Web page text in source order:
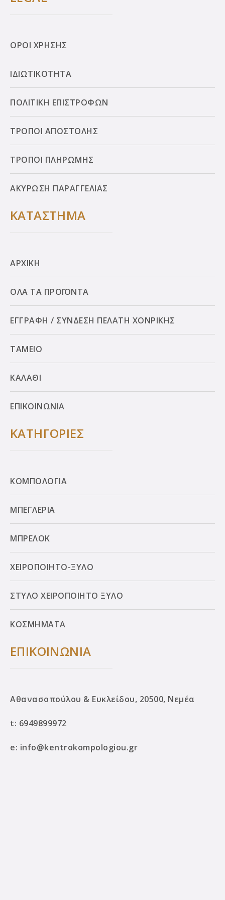
ΟΡΟΙ ΧΡΗΣΗΣ
ΙΔΙΩΤΙΚΟΤΗΤΑ
ΠΟΛΙΤΙΚΗ ΕΠΙΣΤΡΟΦΩΝ
ΤΡΟΠΟΙ ΑΠΟΣΤΟΛΗΣ
ΤΡΟΠΟΙ ΠΛΗΡΩΜΗΣ
ΑΚΥΡΩΣΗ ΠΑΡΑΓΓΕΛΙΑΣ
ΚΑΤΑΣΤΗΜΑ
ΑΡΧΙΚΗ
ΟΛΑ ΤΑ ΠΡΟΪΟΝΤΑ
ΕΓΓΡΑΦΗ / ΣΥΝΔΕΣΗ ΠΕΛΑΤΗ ΧΟΝΡΙΚΗΣ
ΤΑΜΕΙΟ
ΚΑΛΑΘΙ
ΕΠΙΚΟΙΝΩΝΙΑ
ΚΑΤΗΓΟΡΙΕΣ
ΚΟΜΠΟΛΟΓΙΑ
ΜΠΕΓΛΕΡΙΑ
ΜΠΡΕΛΟΚ
ΧΕΙΡΟΠΟΙΗΤΟ-ΞΥΛΟ
ΣΤΥΛΟ ΧΕΙΡΟΠΟΙΗΤΟ ΞΥΛΟ
ΚΟΣΜΗΜΑΤΑ
ΕΠΙΚΟΙΝΩΝΙΑ
Αθανασοπούλου & Ευκλείδου, 20500, Νεμέα
t: 6949899972
e: info@kentrokompologiou.gr